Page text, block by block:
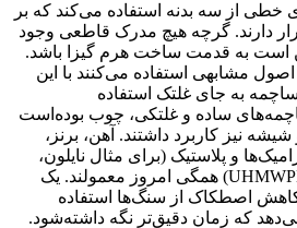
خطی از سه بدنه استفاده می‌کند که بر
دارند. گرچه هیچ مدرک قاطعی وجود
است به قدمت ساخت هرم گیزا باشد.
مشابهی استفاده می‌کنند با این
به جای غلتک استفاده
ساده و غلتکی، چوب بوده‌است
نیز کاربرد داشتند. آهن، برنز،
و پلاستیک (برای مثال نایلون،
پلی‌اکسی‌متیلن، تفلون و UHMWPE) همگی امروز معمولند. یک
اصطکاک از سنگ‌ها استفاده
که زمان دقیق‌تر نگه داشته‌شود.